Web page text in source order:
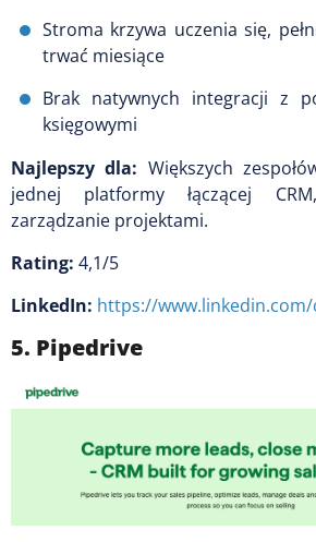
Stroma krzywa uczenia się,
trwać miesiące
Brak natywnych integracji z
księgowymi
Najlepszy dla: Większych
jednej platformy łączącej
zarządzanie projektami.
Rating: 4,1/5
LinkedIn: https://
5. Pipedrive